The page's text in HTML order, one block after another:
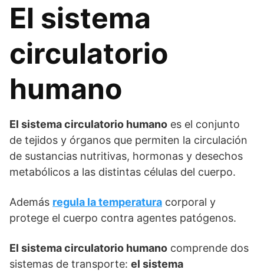
El sistema
circulatorio
humano
El sistema circulatorio humano es el conjunto
de tejidos y órganos que permiten la circulación
de sustancias nutritivas, hormonas y desechos
metabólicos a las distintas células del cuerpo.
Además regula la temperatura corporal y
protege el cuerpo contra agentes patógenos.
El sistema circulatorio humano comprende dos
sistemas de transporte: el sistema